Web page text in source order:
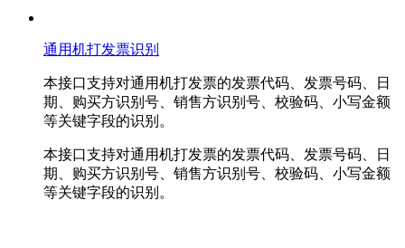
通用机打发票识别
本接口支持对通用机打发票的发票代码、发票号码、日
期、购买方识别号、销售方识别号、校验码、小写金额
等关键字段的识别。
本接口支持对通用机打发票的发票代码、发票号码、日
期、购买方识别号、销售方识别号、校验码、小写金额
等关键字段的识别。